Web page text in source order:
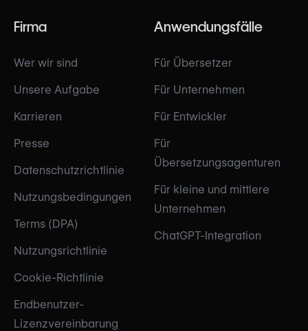
Firma
Wer wir sind
Unsere Aufgabe
Karrieren
Presse
Datenschutzrichtlinie
Nutzungsbedingungen
Terms (DPA)
Nutzungsrichtlinie
Cookie-Richtlinie
Endbenutzer-
Lizenzvereinbarung
Anwendungsfälle
Für Übersetzer
Für Unternehmen
Für Entwickler
Für
Übersetzungsagenturen
Für kleine und mittlere
Unternehmen
ChatGPT-Integration